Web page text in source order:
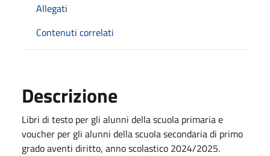
Allegati
Contenuti correlati
Descrizione
Libri di testo per gli alunni della scuola primaria e
voucher per gli alunni della scuola secondaria di primo
grado aventi diritto, anno scolastico 2024/2025.